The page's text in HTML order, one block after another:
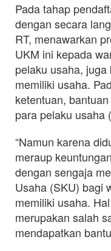
Pada tahap
dengan secara
RT, menawarkan
UKM ini kepada
pelaku usaha,
memiliki usaha.
ketentuan,
para pelaku usaha
“Namun karena
meraup
dengan sengaja
Usaha (SKU) bagi
memiliki usaha.
merupakan salah
mendapatkan